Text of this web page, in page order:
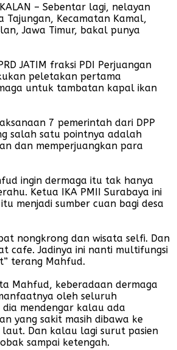
– Sebentar lagi, nelayan
Tajungan, Kecamatan Kamal,
Jawa Timur, bakal punya
JATIM fraksi PDI Perjuangan
peletakan pertama
untuk tambatan kapal ikan
7 pemerintah dari DPP
salah satu pointnya adalah
dan memperjuangkan para
ingin dermaga itu tak hanya
Ketua IKA PMII Surabaya ini
menjadi sumber cuan bagi desa
nongkrong dan wisata selfi. Dan
cafe. Jadinya ini nanti multifungsi
terang Mahfud.
Mahfud, keberadaan dermaga
oleh seluruh
dia mendengar kalau ada
yang sakit masih dibawa ke
laut. Dan kalau lagi surut pasien
sampai ketengah.